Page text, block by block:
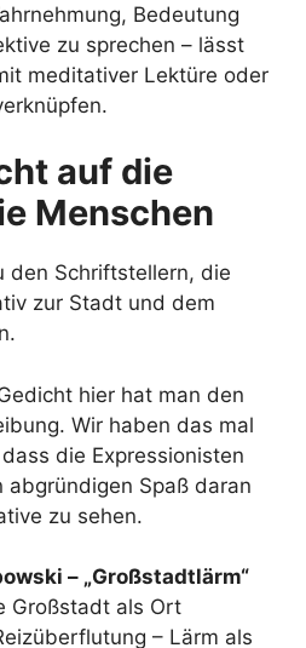
Bedeutung
zu sprechen – lässt
meditativer Lektüre oder
auf die
Menschen
den Schriftstellern, die
zur Stadt und dem
hier hat man den
Wir haben das mal
die Expressionisten
abgründigen Spaß daran
zu sehen.
– „Großstadtlärm“
Großstadt als Ort
– Lärm als